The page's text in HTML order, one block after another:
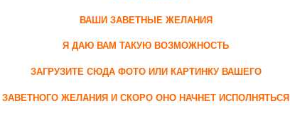
ВАШИ ЗАВЕТНЫЕ ЖЕЛАНИЯ
Я ДАЮ ВАМ ТАКУЮ ВОЗМОЖНОСТЬ
ЗАГРУЗИТЕ СЮДА ФОТО ИЛИ КАРТИНКУ ВАШЕГО
ЗАВЕТНОГО ЖЕЛАНИЯ И СКОРО ОНО НАЧНЕТ ИСПОЛНЯТЬСЯ